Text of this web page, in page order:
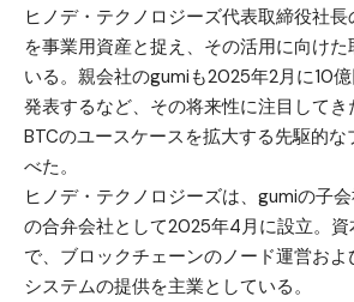
ヒノデ・テクノロジーズ代表取締役社
を事業用資産と捉え、その活用に向け
いる。親会社のgumiも2025年2月に10
発表するなど、その将来性に注目して
BTCのユースケースを拡大する先駆的
べた。
ヒノデ・テクノロジーズは、gumiの子
の合弁会社として2025年4月に設立。
で、ブロックチェーンのノード運営お
システムの提供を主業としている。